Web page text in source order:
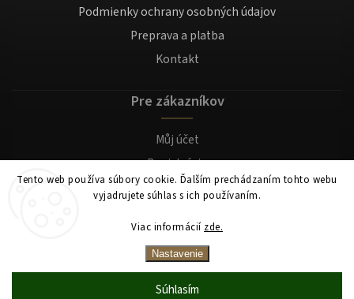
Tento web používa súbory cookie. Ďalším prechádzaním tohto webu
vyjadrujete súhlas s ich používaním.
Viac informácií zde.
Nastavenie
Súhlasím
Podmienky ochrany osobných údajov
Preprava a platba
Kontakt
Pre zákazníkov
Můj účet
Registrácia
Prihlásenie
Mocafino.sk. Všetky práva vyhradené.